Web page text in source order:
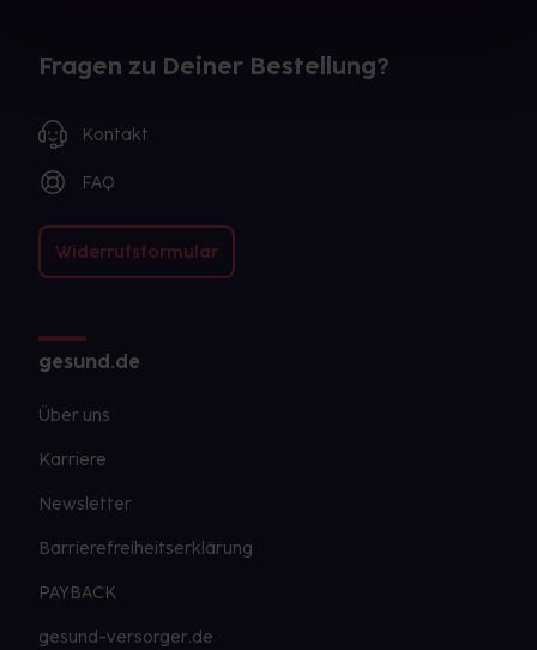
Fragen zu Deiner Bestellung?
Kontakt
FAQ
Widerrufsformular
gesund.de
Über uns
Karriere
Newsletter
Barrierefreiheitserklärung
PAYBACK
gesund-versorger.de